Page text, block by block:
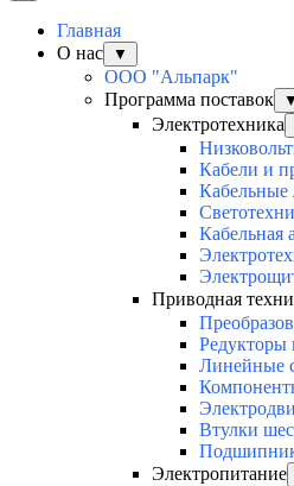
Главная
О нас
▼
ООО "Альпарк"
Программа поставок
▼
Электротехника
Кабели и
Кабельные
Кабельная
Приводная
Редукторы
Линейные
Втулки
Электропитание